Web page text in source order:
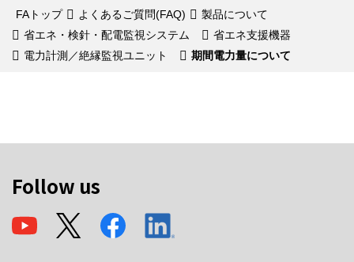
FAトップ よくあるご質問(FAQ)
製品について
省エネ・検針・配電監視システム
省エネ支援機器
電力計測／絶縁監視ユニット
期間電力量について
Follow us